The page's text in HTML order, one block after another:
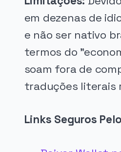
em dezenas de
e não ser nativo
termos do
soam fora de
traduções literais
Links Seguros